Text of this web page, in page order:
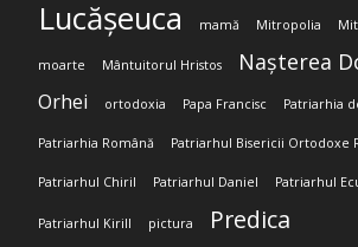
Lucășeuca mamă Mitropolia
moarte Mântuitorul Hristos Nașterea
Orhei ortodoxia Papa Francisc Patriarhia
Patriarhia Română Patriarhul Bisericii Ortodoxe
Patriarhul Chiril Patriarhul Daniel Patriarhul
Patriarhul Kirill pictura Predica